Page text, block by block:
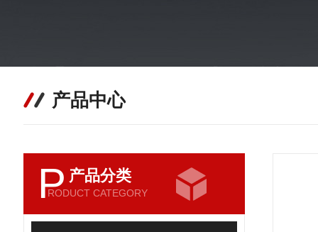
产品中心
P 产品分类
RODUCT CATEGORY